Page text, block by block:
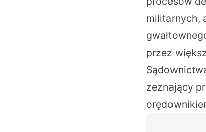
militarnych,
przez
zeznający